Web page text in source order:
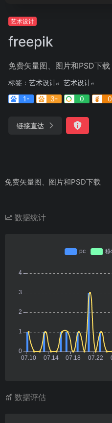
艺术设计
freepik
免费矢量图、图片和PSD下载
标签： 艺术设计
艺术设计
1-
3- 0 0
链接直达
免费矢量图、图片和PSD下载
数据统计
数据评估